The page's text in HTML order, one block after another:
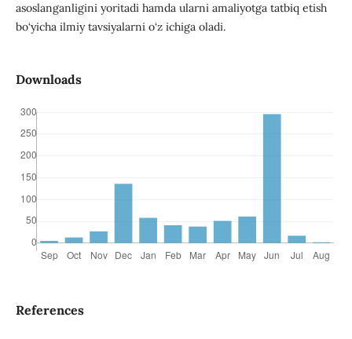
asoslanganligini yoritadi hamda ularni amaliyotga tatbiq etish
bo‘yicha ilmiy tavsiyalarni o‘z ichiga oladi.
Downloads
References